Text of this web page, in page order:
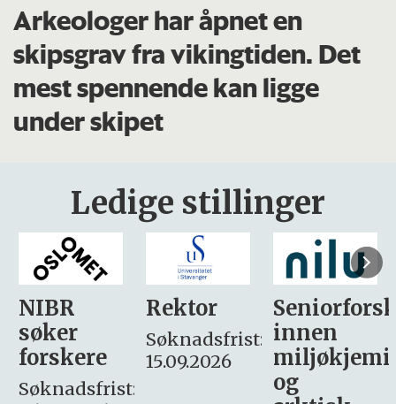
Arkeologer har åpnet en
skipsgrav fra vikingtiden. Det
mest spennende kan ligge
under skipet
Ledige stillinger
Rektor
Søknadsfrist:
15.09.2026
Seniorforsker
innen
miljøkjemi
søker
– fast